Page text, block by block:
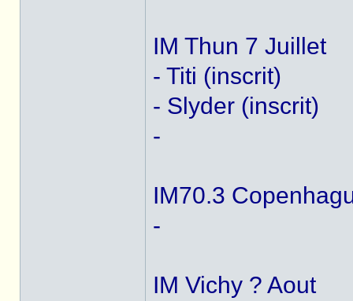
IM Thun 7 Juillet
- Titi (inscrit)
- Slyder (inscrit)
-
IM70.3
-
IM Vichy ? Aout